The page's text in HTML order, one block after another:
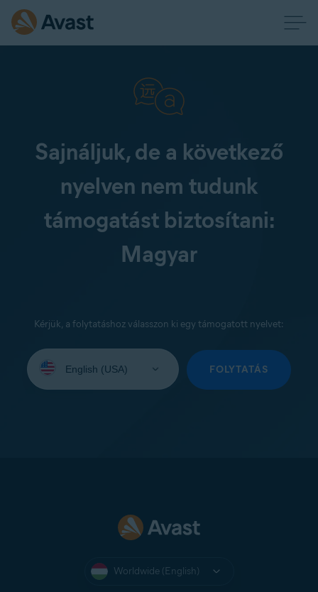
Sajnáljuk, de a következő
nyelven nem tudunk
támogatást biztosítani:
Magyar
Kérjük, a folytatáshoz válasszon ki egy támogatott nyelvet:
your
FOLYTATÁS
Worldwide (English)